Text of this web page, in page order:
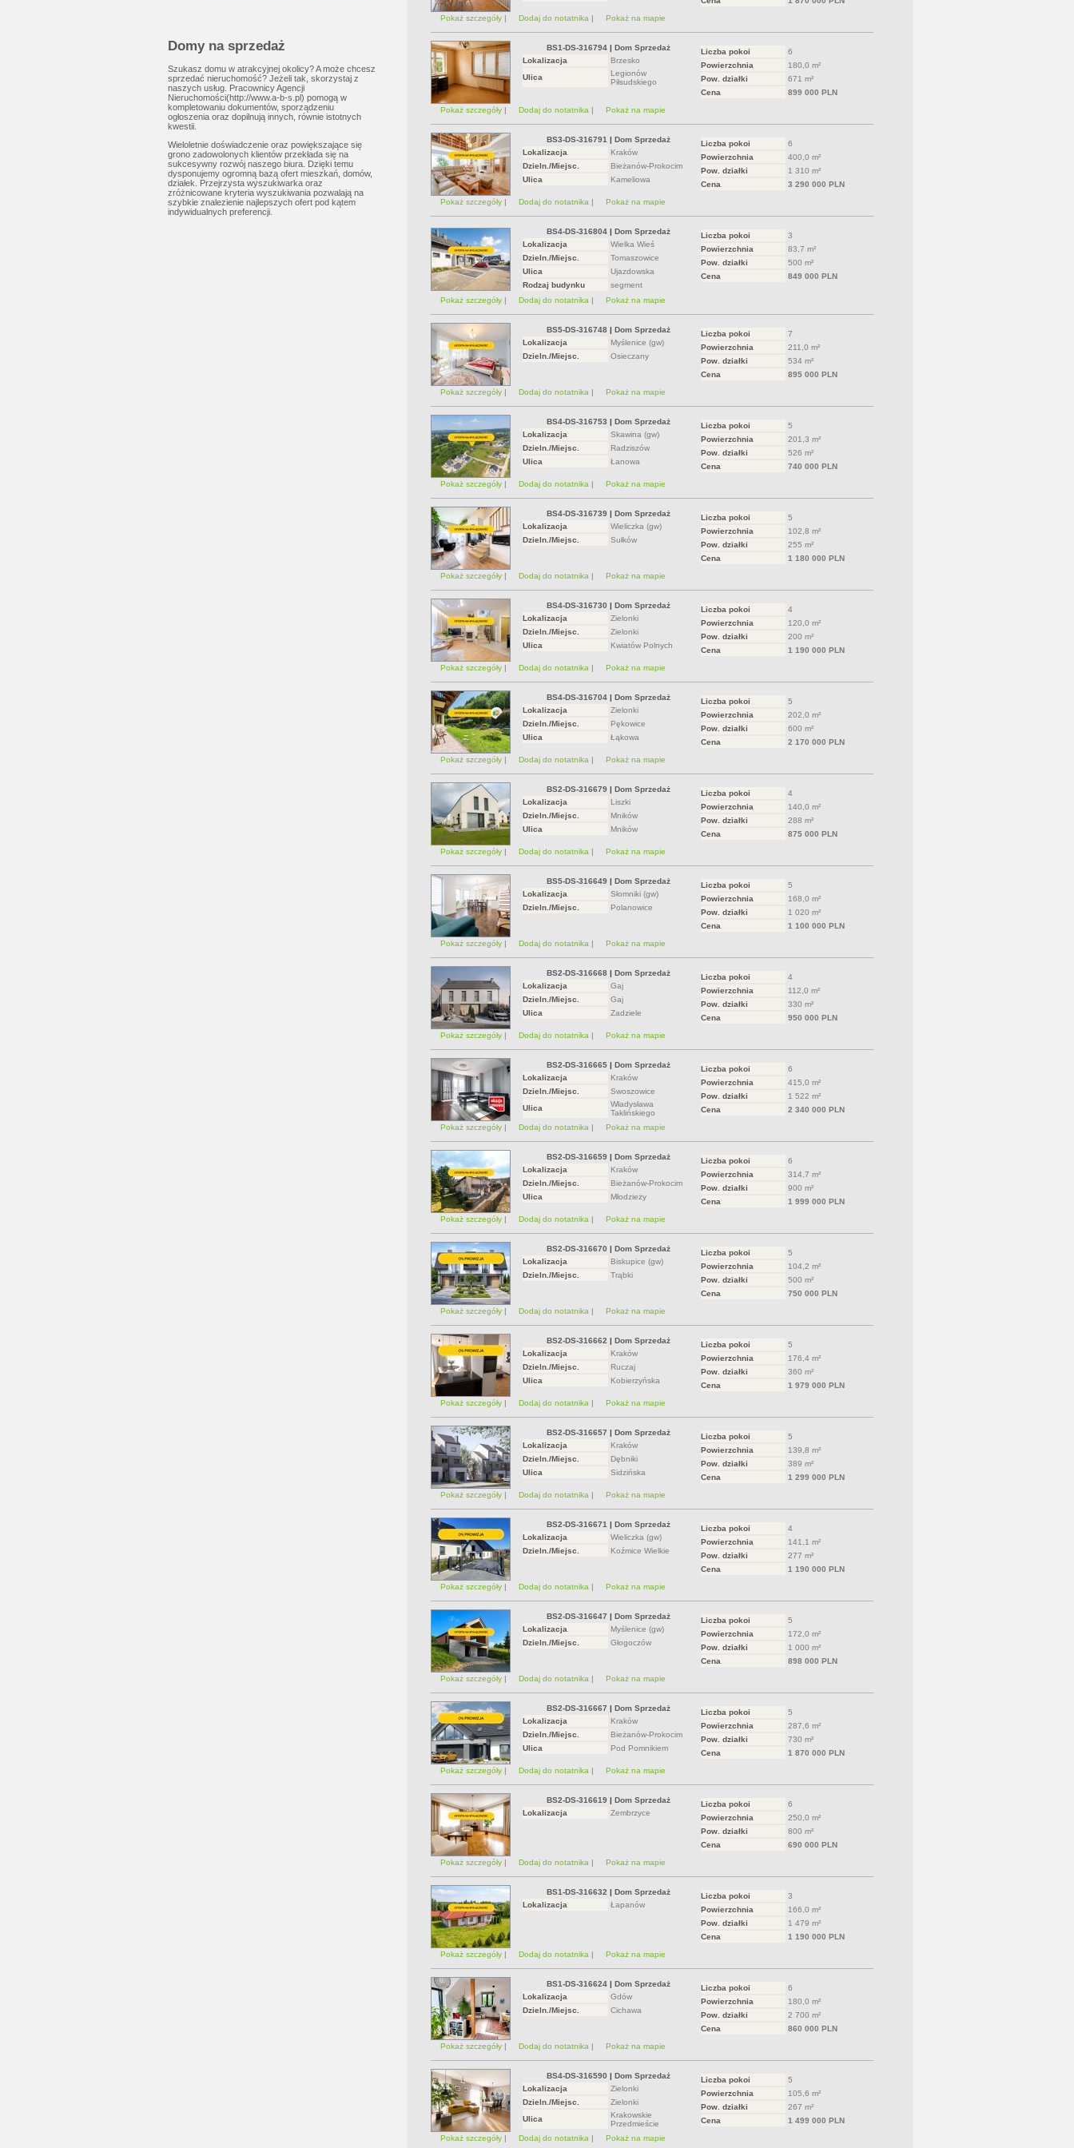
Domy na sprzedaż
Szukasz domu w atrakcyjnej okolicy? A może chcesz
sprzedać nieruchomość? Jeżeli tak, skorzystaj z
naszych usług. Pracownicy Agencji
Nieruchomości(http://www.a-b-s.pl) pomogą w
kompletowaniu dokumentów, sporządzeniu
ogłoszenia oraz dopilnują innych, równie istotnych
kwestii.
Wieloletnie doświadczenie oraz powiększające się
grono zadowolonych klientów przekłada się na
sukcesywny rozwój naszego biura. Dzięki temu
dysponujemy ogromną bazą ofert mieszkań, domów,
działek. Przejrzysta wyszukiwarka oraz
zróżnicowane kryteria wyszukiwania pozwalają na
szybkie znalezienie najlepszych ofert pod kątem
indywidualnych preferencji.
Pokaż szczegóły | Dodaj do notatnika | Pokaż na mapie
BS1-DS-316794| Dom Sprzedaż
Lokalizacja
Brzesko
Ulica
Legionów
Piłsudskiego
Liczba pokoi
6
Powierzchnia
180,0 m²
Pow. działki
671 m²
Cena
899 000 PLN
Pokaż szczegóły | Dodaj do notatnika | Pokaż na mapie
BS3-DS-316791 | Dom Sprzedaż
Lokalizacja
Kraków
Dzieln./Miejsc.
Bieżanów-Prokocim
Ulica
Kameliowa
Liczba pokoi
6
Powierzchnia
400,0 m²
Pow. działki
1 310 m²
Cena
3 290 000 PLN
Pokaż szczegóły | Dodaj do notatnika | Pokaż na mapie
BS4-DS-316804| Dom Sprzedaż
Lokalizacja
Wielka Wieś
Dzieln./Miejsc.
Tomaszowice
Ulica
Ujazdowska
Rodzaj budynku
segment
Liczba pokoi
3
Powierzchnia
83,7 m²
Pow. działki
500 m²
Cena
849 000 PLN
Pokaż szczegóły | Dodaj do notatnika | Pokaż na mapie
BS5-DS-316748 | Dom Sprzedaż
Lokalizacja
Myślenice (gw)
Dzieln./Miejsc.
Osieczany
Liczba pokoi
7
Powierzchnia
211,0 m²
Pow. działki
534 m²
Cena
895 000 PLN
Pokaż szczegóły | Dodaj do notatnika | Pokaż na mapie
BS4-DS-316753 | Dom Sprzedaż
Lokalizacja
Skawina (gw)
Dzieln./Miejsc.
Radziszów
Ulica
Łanowa
Liczba pokoi
5
Powierzchnia
201,3 m²
Pow. działki
526 m²
Cena
740 000 PLN
Pokaż szczegóły | Dodaj do notatnika | Pokaż na mapie
BS4-DS-316739 | Dom Sprzedaż
Lokalizacja
Wieliczka (gw)
Dzieln./Miejsc.
Sułków
Liczba pokoi
5
Powierzchnia
102,8 m²
Pow. działki
255 m²
Cena
1 180 000 PLN
Pokaż szczegóły | Dodaj do notatnika | Pokaż na mapie
BS4-DS-316730 | Dom Sprzedaż
Lokalizacja
Zielonki
Dzieln./Miejsc.
Zielonki
Ulica
Kwiatów Polnych
Liczba pokoi
4
Powierzchnia
120,0 m²
Pow. działki
200 m²
Cena
1 190 000 PLN
Pokaż szczegóły | Dodaj do notatnika | Pokaż na mapie
BS4-DS-316704| Dom Sprzedaż
Lokalizacja
Zielonki
Dzieln./Miejsc.
Pękowice
Ulica
Łąkowa
Liczba pokoi
5
Powierzchnia
202,0 m²
Pow. działki
600 m²
Cena
2 170 000 PLN
Pokaż szczegóły | Dodaj do notatnika | Pokaż na mapie
BS2-DS-316679 | Dom Sprzedaż
Lokalizacja
Liszki
Dzieln./Miejsc.
Mników
Ulica
Mników
Liczba pokoi
4
Powierzchnia
140,0 m²
Pow. działki
288 m²
Cena
875 000 PLN
Pokaż szczegóły | Dodaj do notatnika | Pokaż na mapie
BS5-DS-316649 | Dom Sprzedaż
Lokalizacja
Słomniki (gw)
Dzieln./Miejsc.
Polanowice
Liczba pokoi
5
Powierzchnia
168,0 m²
Pow. działki
1 020 m²
Cena
1 100 000 PLN
Pokaż szczegóły | Dodaj do notatnika | Pokaż na mapie
BS2-DS-316668 | Dom Sprzedaż
Lokalizacja
Gaj
Dzieln./Miejsc.
Gaj
Ulica
Zadziele
Liczba pokoi
4
Powierzchnia
112,0 m²
Pow. działki
330 m²
Cena
950 000 PLN
Pokaż szczegóły | Dodaj do notatnika | Pokaż na mapie
BS2-DS-316665| Dom Sprzedaż
Lokalizacja
Kraków
Dzieln./Miejsc.
Swoszowice
Ulica
Władysława
Taklińskiego
Liczba pokoi
6
Powierzchnia
415,0 m²
Pow. działki
1 522 m²
Cena
2 340 000 PLN
Pokaż szczegóły | Dodaj do notatnika | Pokaż na mapie
BS2-DS-316659 | Dom Sprzedaż
Lokalizacja
Kraków
Dzieln./Miejsc.
Bieżanów-Prokocim
Ulica
Młodzieży
Liczba pokoi
6
Powierzchnia
314,7 m²
Pow. działki
900 m²
Cena
1 999 000 PLN
Pokaż szczegóły | Dodaj do notatnika | Pokaż na mapie
BS2-DS-316670 | Dom Sprzedaż
Lokalizacja
Biskupice (gw)
Dzieln./Miejsc.
Trąbki
Liczba pokoi
5
Powierzchnia
104,2 m²
Pow. działki
500 m²
Cena
750 000 PLN
Pokaż szczegóły | Dodaj do notatnika | Pokaż na mapie
BS2-DS-316662 | Dom Sprzedaż
Lokalizacja
Kraków
Dzieln./Miejsc.
Ruczaj
Ulica
Kobierzyńska
Liczba pokoi
5
Powierzchnia
176,4 m²
Pow. działki
360 m²
Cena
1 979 000 PLN
Pokaż szczegóły | Dodaj do notatnika | Pokaż na mapie
BS2-DS-316657 | Dom Sprzedaż
Lokalizacja
Kraków
Dzieln./Miejsc.
Dębniki
Ulica
Sidzińska
Liczba pokoi
5
Powierzchnia
139,8 m²
Pow. działki
389 m²
Cena
1 299 000 PLN
Pokaż szczegóły | Dodaj do notatnika | Pokaż na mapie
BS2-DS-316671 | Dom Sprzedaż
Lokalizacja
Wieliczka (gw)
Dzieln./Miejsc.
Koźmice Wielkie
Liczba pokoi
4
Powierzchnia
141,1 m²
Pow. działki
277 m²
Cena
1 190 000 PLN
Pokaż szczegóły | Dodaj do notatnika | Pokaż na mapie
BS2-DS-316647 | Dom Sprzedaż
Lokalizacja
Myślenice (gw)
Dzieln./Miejsc.
Głogoczów
Liczba pokoi
5
Powierzchnia
172,0 m²
Pow. działki
1 000 m²
Cena
898 000 PLN
Pokaż szczegóły | Dodaj do notatnika | Pokaż na mapie
BS2-DS-316667 | Dom Sprzedaż
Lokalizacja
Kraków
Dzieln./Miejsc.
Bieżanów-Prokocim
Ulica
Pod Pomnikiem
Liczba pokoi
5
Powierzchnia
287,6 m²
Pow. działki
730 m²
Cena
1 870 000 PLN
Pokaż szczegóły | Dodaj do notatnika | Pokaż na mapie
BS2-DS-316619 | Dom Sprzedaż
Lokalizacja
Zembrzyce
Liczba pokoi
6
Powierzchnia
250,0 m²
Pow. działki
800 m²
Cena
690 000 PLN
Pokaż szczegóły | Dodaj do notatnika | Pokaż na mapie
BS1-DS-316632 | Dom Sprzedaż
Lokalizacja
Łapanów
Liczba pokoi
3
Powierzchnia
166,0 m²
Pow. działki
1 479 m²
Cena
1 190 000 PLN
Pokaż szczegóły | Dodaj do notatnika | Pokaż na mapie
BS1-DS-316624| Dom Sprzedaż
Lokalizacja
Gdów
Dzieln./Miejsc.
Cichawa
Liczba pokoi
6
Powierzchnia
180,0 m²
Pow. działki
2 700 m²
Cena
860 000 PLN
Pokaż szczegóły | Dodaj do notatnika | Pokaż na mapie
BS4-DS-316590 | Dom Sprzedaż
Lokalizacja
Zielonki
Dzieln./Miejsc.
Zielonki
Ulica
Krakowskie
Przedmieście
Liczba pokoi
5
Powierzchnia
105,6 m²
Pow. działki
267 m²
Cena
1 499 000 PLN
Pokaż szczegóły | Dodaj do notatnika | Pokaż na mapie